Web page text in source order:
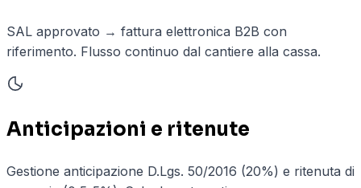
SAL approvato → fattura elettronica B2B con
riferimento. Flusso continuo dal cantiere alla cassa.
Anticipazioni e ritenute
Gestione anticipazione D.Lgs. 50/2016 (20%) e ritenuta di